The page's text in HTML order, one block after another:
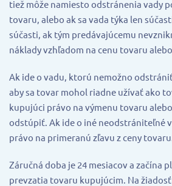
tiež môže namiesto odstránenia vady
tovaru, alebo ak sa vada týka len
súčasti, ak tým predávajúcemu
náklady vzhľadom na cenu tovaru
Ak ide o vadu, ktorú nemožno
aby sa tovar mohol riadne užívať ako
kupujúci právo na výmenu tovaru
odstúpiť. Ak ide o iné neodstrániteľné
právo na primeranú zľavu z ceny
Záručná doba je 24 mesiacov a začína
prevzatia tovaru kupujúcim. Na